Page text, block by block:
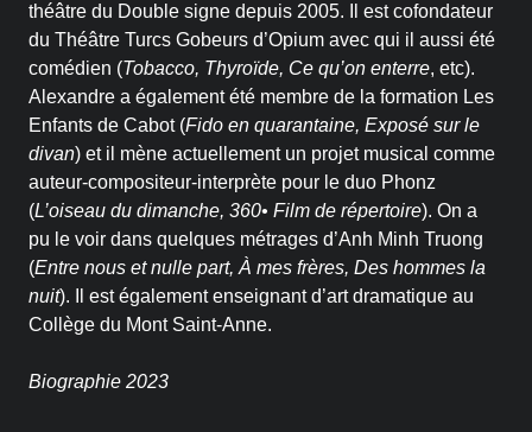
La compagnie
Historique
Théâtrographie
Équipe et conseil
d’administration
Votre soutien
On en parle dans les
théâtre du Double signe depuis 2005. Il est cofondateur
du Théâtre Turcs Gobeurs d’Opium avec qui il aussi été
comédien (Tobacco, Thyroïde, Ce qu’on enterre, etc).
Alexandre a également été membre de la formation Les
Enfants de Cabot (Fido en quarantaine, Exposé sur le
divan) et il mène actuellement un projet musical comme
auteur-compositeur-interprète pour le duo Phonz
(L’oiseau du dimanche, 360• Film de répertoire). On a
pu le voir dans quelques métrages d’Anh Minh Truong
(Entre nous et nulle part, À mes frères, Des hommes la
nuit). Il est également enseignant d’art dramatique au
Collège du Mont Saint-Anne.
Biographie 2023